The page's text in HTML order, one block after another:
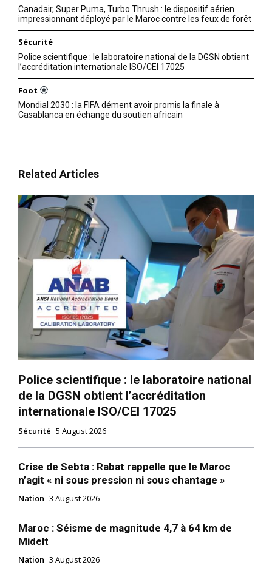
Canadair, Super Puma, Turbo Thrush : le dispositif aérien
impressionnant déployé par le Maroc contre les feux de forêt
Sécurité
Police scientifique : le laboratoire national de la DGSN obtient
l’accréditation internationale ISO/CEI 17025
Foot
Mondial 2030 : la FIFA dément avoir promis la finale à
Casablanca en échange du soutien africain
Related Articles
Police scientifique : le laboratoire national
de la DGSN obtient l’accréditation
internationale ISO/CEI 17025
Sécurité 5 August 2026
Crise de Sebta : Rabat rappelle que le Maroc
n’agit « ni sous pression ni sous chantage »
Nation 3 August 2026
Maroc : Séisme de magnitude 4,7 à 64 km de
Midelt
Nation 3 August 2026